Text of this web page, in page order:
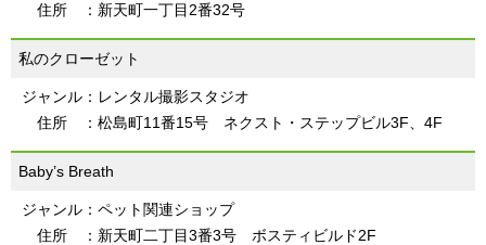
住所 ：新天町一丁目2番32号
私のクローゼット
ジャンル：レンタル撮影スタジオ
住所 ：松島町11番15号 ネクスト・ステップビル3F、4F
Baby’s Breath
ジャンル：ペット関連ショップ
住所 ：新天町二丁目3番3号 ボスティビルド2F